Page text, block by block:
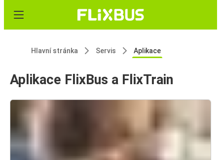
Hlavní stránka Servis Aplikace
Aplikace FlixBus a FlixTrain